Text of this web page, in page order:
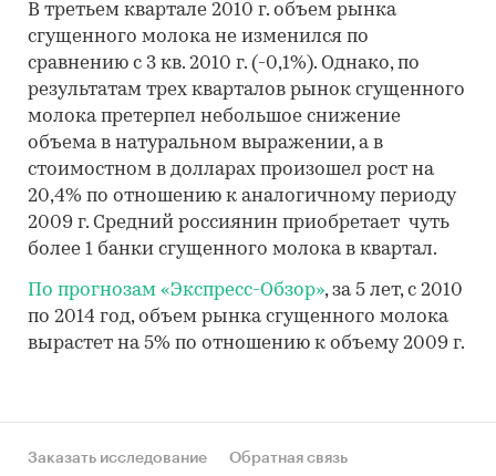
В третьем квартале 2010 г. объем рынка
сгущенного молока не изменился по
сравнению с 3 кв. 2010 г. (-0,1%). Однако, по
результатам трех кварталов рынок сгущенного
молока претерпел небольшое снижение
объема в натуральном выражении, а в
стоимостном в долларах произошел рост на
20,4% по отношению к аналогичному периоду
2009 г. Средний россиянин приобретает чуть
более 1 банки сгущенного молока в квартал.
По прогнозам «Экспресс-Обзор», за 5 лет, с 2010
по 2014 год, объем рынка сгущенного молока
вырастет на 5% по отношению к объему 2009 г.
Заказать исследование Обратная связь